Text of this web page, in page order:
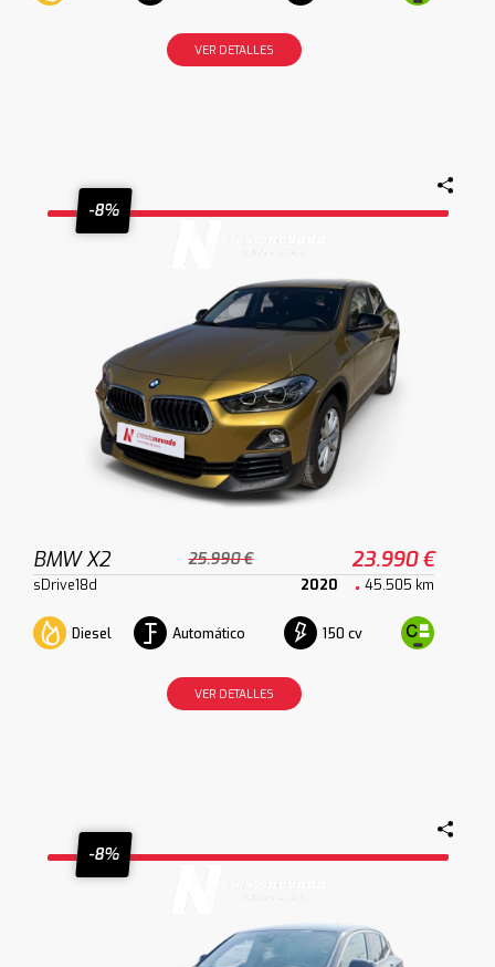
VER DETALLES
-8%
BMW X2 25.990 € 23.990 €
sDrive18d 2020 45.505 km
Diesel Automático 150 cv
VER DETALLES
-8%